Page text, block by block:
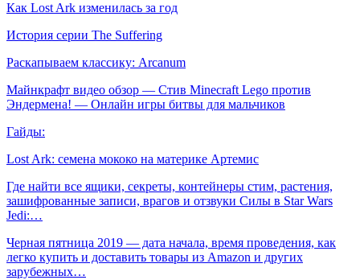
Как Lost Ark изменилась за год
История серии The Suffering
Раскапываем классику: Arcanum
Майнкрафт видео обзор — Стив Minecraft Lego против
Эндермена! — Онлайн игры битвы для мальчиков
Гайды:
Lost Ark: cемена мококо на материке Артемис
Где найти все ящики, секреты, контейнеры стим, растения,
зашифрованные записи, врагов и отзвуки Силы в Star Wars
Jedi:…
Черная пятница 2019 — дата начала, время проведения, как
легко купить и доставить товары из Amazon и других
зарубежных…